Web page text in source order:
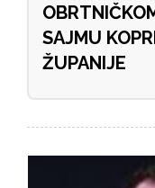
SAJMU
ŽUPANIJE